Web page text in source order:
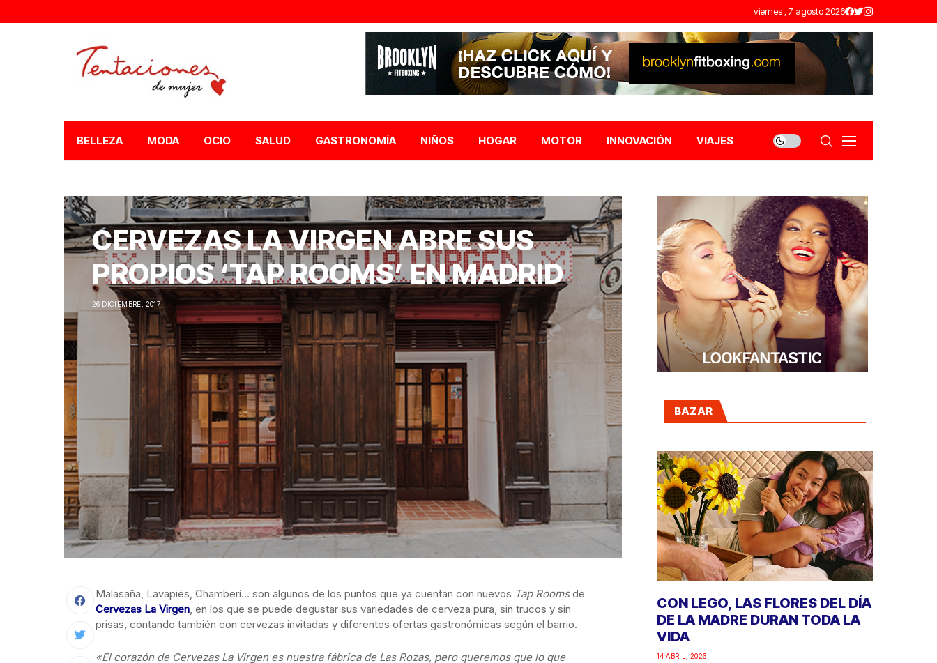
viernes , 7 agosto 2026
BELLEZA MODA OCIO SALUD GASTRONOMÍA NIÑOS HOGAR MOTOR INNOVACIÓN VIAJES
CERVEZAS LA VIRGEN ABRE SUS
PROPIOS ‘TAP ROOMS’ EN MADRID
26 DICIEMBRE, 2017
Malasaña, Lavapiés, Chamberí… son algunos de los puntos que ya cuentan con nuevos Tap Roomsde
Cervezas La Virgen, en los que se puede degustar sus variedades de cerveza pura, sin trucos y sin
prisas, contando también con cervezas invitadas y diferentes ofertas gastronómicas según el barrio.
«El corazón de Cervezas La Virgen es nuestra fábrica de Las Rozas, pero queremos que lo que
BAZAR
CON LEGO, LAS FLORES DEL DÍA
DE LA MADRE DURAN TODA LA
VIDA
14 ABRIL, 2026